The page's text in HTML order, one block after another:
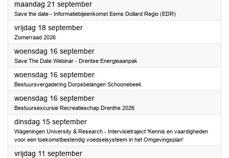
maandag 21 september2026
Save the date - Informatiebijeenkomst Eems Dollard Regio (EDR)
vrijdag 18 september2026
Zomerraad 2026
woensdag 16 september2026
Save The Date Webinar - Drentse Energieaanpak
woensdag 16 september2026
Bestuursvergadering Dorpsbelangen Schoonebeek
woensdag 16 september2026
Bestuursexcursie Recreatieschap Drenthe 2026
dinsdag 15 september2026
Wageningen University & Research - Intervisietraject 'Kennis en vaardigheden
voor een toekomstbestendig voedselsysteem in het Omgevingsplan'
vrijdag 11 september2026